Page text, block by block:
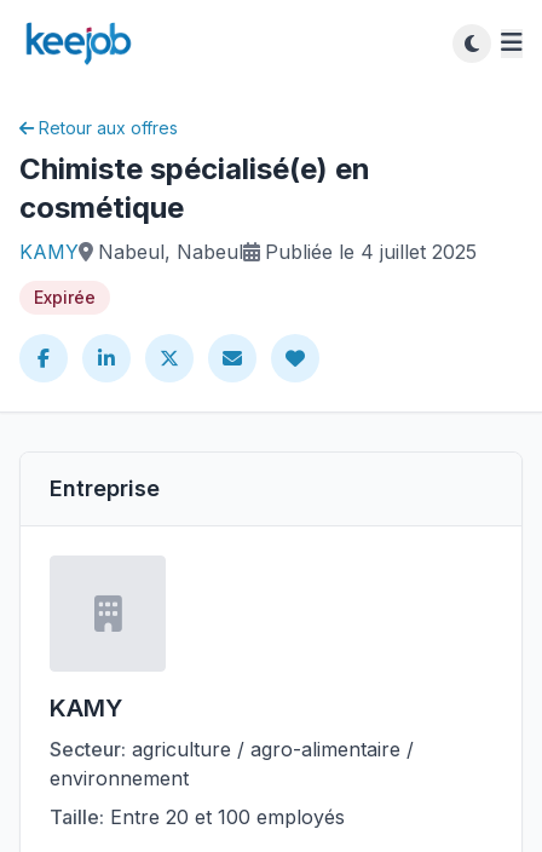
Retour aux offres
Chimiste spécialisé(e) en
cosmétique
KAMY Nabeul, Nabeul Publiée le 4 juillet 2025
Expirée
Entreprise
KAMY
Secteur: agriculture / agro-alimentaire /
environnement
Taille: Entre 20 et 100 employés